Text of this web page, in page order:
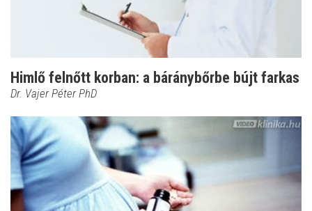
Himlő felnőtt korban: a báránybőrbe bújt farkas
Dr. Vajer Péter PhD